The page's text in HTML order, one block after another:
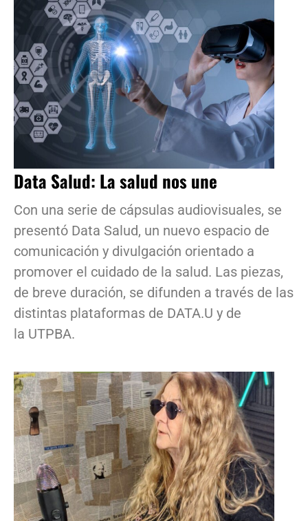
Data Salud: La salud nos une
Con una serie de cápsulas audiovisuales, se
presentó Data Salud, un nuevo espacio de
comunicación y divulgación orientado a
promover el cuidado de la salud. Las piezas,
de breve duración, se difunden a través de las
distintas plataformas de DATA.U y de
la UTPBA.